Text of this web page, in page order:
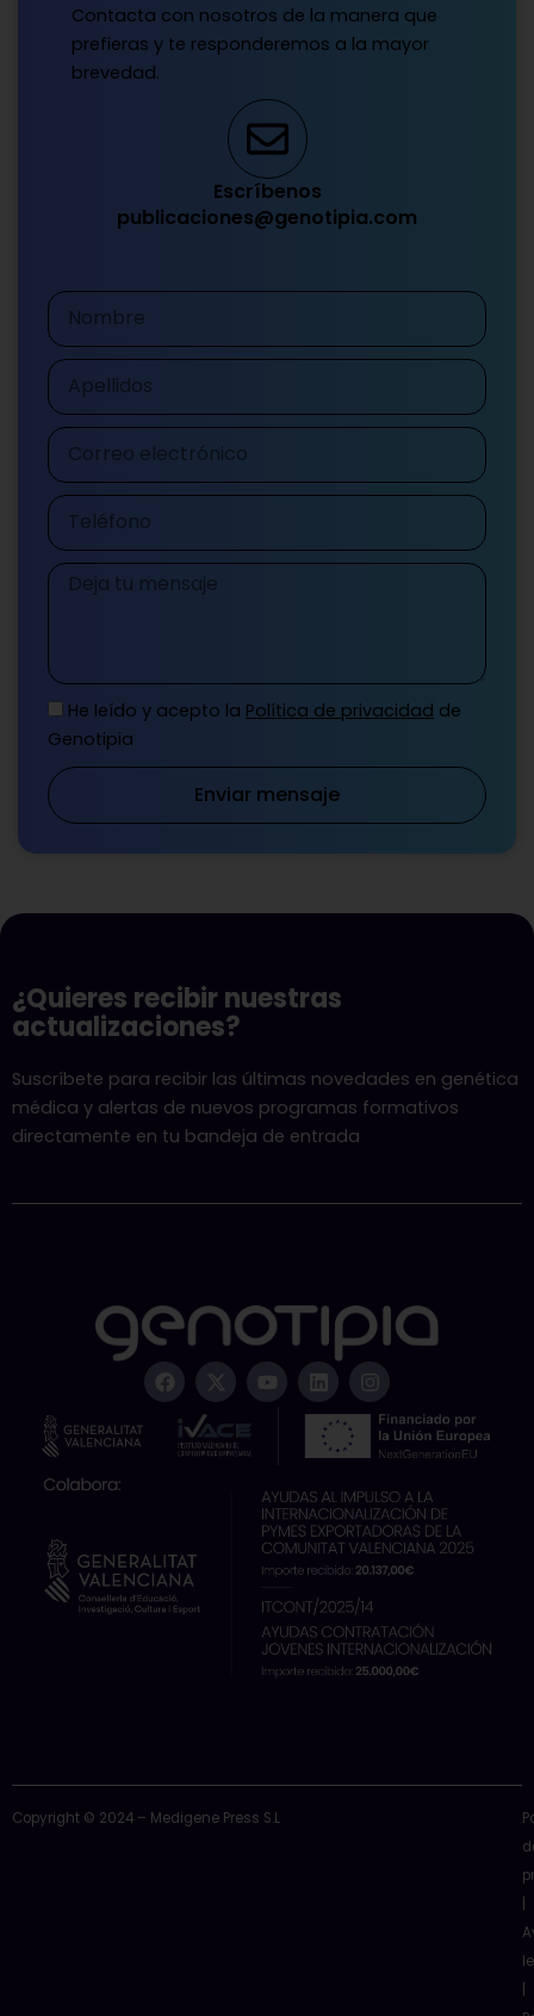
Contacta con nosotros de la manera que
prefieras y te responderemos a la mayor
brevedad.
Escríbenos
publicaciones@genotipia.com
Nombre
Apellidos
Correo
electrónico
Teléfono
Mensaje
He leído y acepto la Política de privacidad de
Genotipia
Enviar mensaje
¿Quieres recibir nuestras
actualizaciones?
Suscríbete para recibir las últimas novedades en genética
médica y alertas de nuevos programas formativos
directamente en tu bandeja de entrada
F
a
c
X
-
t
w
i
Y
o
u
e
L
i
n
k
e
i
n
I
n
s
a
r
a
m
Copyright © 2024 – Medigene Press S.L